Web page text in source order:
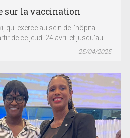
sur la vaccination
qui exerce au sein de l’hôpital
de ce jeudi 24 avril et jusqu’au
25/04/2025